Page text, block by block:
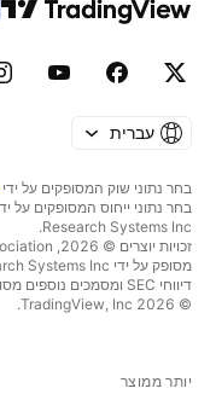
עברית
בחר נתוני שוק המסופקים על ידי
Research Systems Inc.‏
מסופק על ידי FactSet Research Systems Inc. כל הזכויות שמורות.
דיווחי SEC ומסמכים נוספים מסופקים על ידי
© 2026 ‏TradingView, Inc.‏
יותר ממוצר